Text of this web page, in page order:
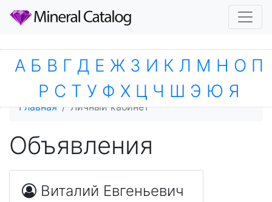
Главная Личный кабинет
Объявления
Виталий Евгеньевич
А Б В Г Д Е Ж З И К Л М Н О П
Р С Т У Ф Х Ц Ч Ш Э Ю Я